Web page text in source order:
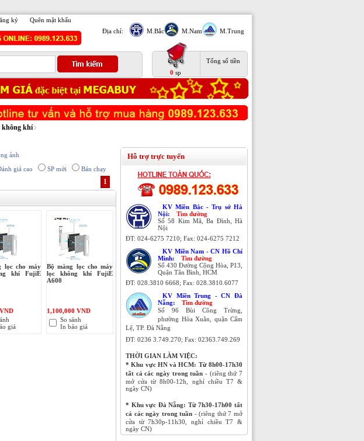
ký
Quên mật khẩu
Địa chỉ:
M.Bắc M.Nam
M.Trung
0 sp
Tổng số tiền
không khí
ảnh
giá cao SP mới Bán chạy
1
lọc cho máy
khí FujiE
giá
Bộ màng lọc cho máy
lọc không khí FujiE
A600
1,100,000 VND
So sánh
In báo giá
Hỗ trợ trực tuyến
KV Miền Bắc - Trụ sở Hà
Nội:
Tìm đường
Số 58 Kim Mã, Ba Đình, Hà
Nội
ĐT: 024-6275 7210; Fax: 024-6275 7212
KV Miền Nam - CN Hồ Chí
Minh:
Tìm đường
Số 430 Đường Cộng Hòa, P13,
Quận Tân Bình, HCM
ĐT: 028.3810 6668; Fax: 028.3810.6077
KV Miền Trung - CN Đà
Nẵng:
Tìm đường
Số 96 Bùi Công Trừng,
phường Hòa Xuân, quận Cẩm
Lệ, TP. Đà Nẵng
ĐT: 0236 3.749.270; Fax: 02363.749.269
THỜI GIAN LÀM VIỆC:
* Khu vực HN và HCM: Từ 8h00-17h30
tất cả các ngày trong tuần - (riêng thứ 7
mở cửa từ 8h00-12h, nghỉ chiều T7 &
ngày CN)
* Khu vực Đà Nẵng: Từ 7h30-17h00 tất
cả các ngày trong tuần - (riêng thứ 7 mở
cửa từ 7h30p-11h30, nghỉ chiều T7 &
ngày CN)